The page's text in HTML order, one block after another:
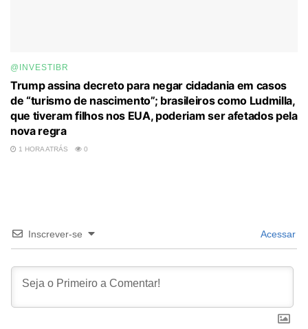
@INVESTIBR
Trump assina decreto para negar cidadania em casos
de “turismo de nascimento”; brasileiros como Ludmilla,
que tiveram filhos nos EUA, poderiam ser afetados pela
nova regra
1 HORA ATRÁS 0
Inscrever-se Acessar